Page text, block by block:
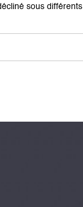
sous différents